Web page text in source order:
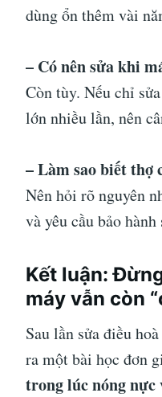
dùng ổn thêm vài
– Có nên sửa khi
Còn tùy. Nếu chỉ
lớn nhiều lần, nên
– Làm sao biết thợ
Nên hỏi rõ nguyên
và yêu cầu bảo hành
Kết luận:
máy vẫn còn
Sau lần sửa điều
ra một bài học đơn
trong lúc nóng nực